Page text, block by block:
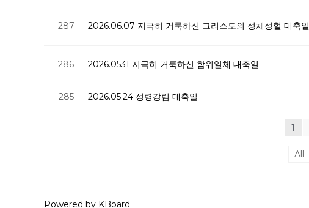
287 2026.06.07 지극히 거룩하신 그리스도의 성체성혈 대축일
286 2026.0531 지극히 거룩하신 함위일체 대축일
285 2026.05.24 성령강림 대축일
1
Powered by KBoard